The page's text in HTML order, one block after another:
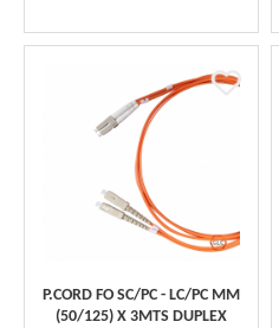
P.CORD FO SC/PC - LC/PC MM
(50/125) X 3MTS DUPLEX